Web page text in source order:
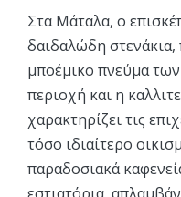
Στα Μάταλα, ο
δαιδαλώδη
μποέμικο πνεύμα
περιοχή και η
χαρακτηρίζει τις
τόσο ιδιαίτερο
παραδοσιακά